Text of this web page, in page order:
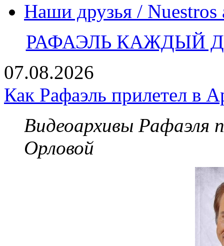
Наши друзья / Nuestros
РАФАЭЛЬ КАЖДЫЙ
07.08.2026
Как Рафаэль прилетел в
Видеоархивы Рафаэля
Орловой